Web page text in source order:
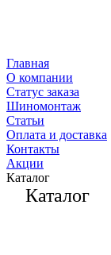
Главная
О компании
Статус заказа
Шиномонтаж
Статьи
Оплата и доставка
Контакты
Акции
Каталог
Каталог